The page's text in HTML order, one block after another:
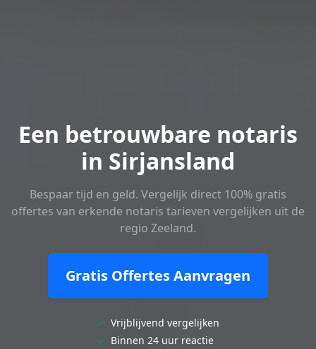
Een betrouwbare notaris
in Sirjansland
Bespaar tijd en geld. Vergelijk direct 100% gratis
offertes van erkende notaris tarieven vergelijken uit de
regio Zeeland.
Gratis Offertes Aanvragen
✓ Vrijblijvend vergelijken
✓ Binnen 24 uur reactie